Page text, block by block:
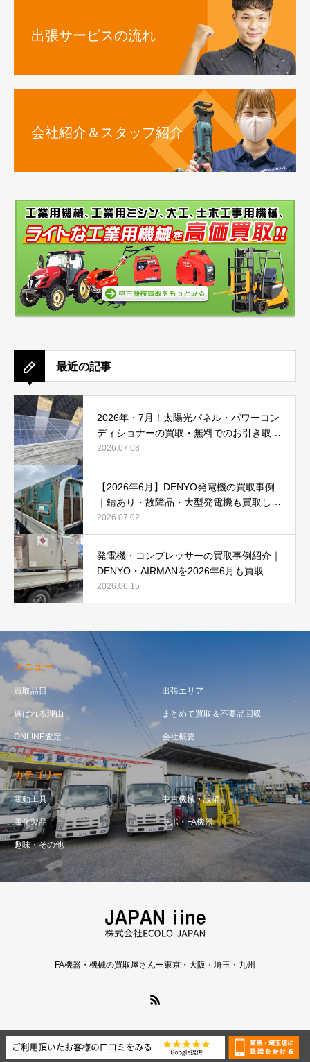
出張サービスの流れ
会社紹介＆スタッフ紹介
最近の記事
2026年・7月！太陽光パネル・パワーコン
ディショナーの買取・無料でのお引き取り
強化中です(^^♪
2026.07.08
【2026年6月】DENYO発電機の買取事例
｜錆あり・故障品・大型発電機も買取しま
した
2026.07.02
発電機・コンプレッサーの買取事例紹介｜
DENYO・AIRMANを2026年6月も買取強
化中
2026.06.15
メニュー
買取品目 出張エリア
選ばれる理由 まとめて買取＆不要品回収
ONLINE査定 会社概要
カテゴリー
電動工具 中古機械・設備
電化製品 ラボ・FA機器
趣味・その他
FA機器・機械の買取屋さんー東京・大阪・埼玉・九州
Copyright © ECOLO JAPAN Inc.